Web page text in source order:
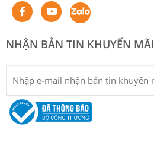
NHẬN BẢN TIN KHUYẾN MÃI